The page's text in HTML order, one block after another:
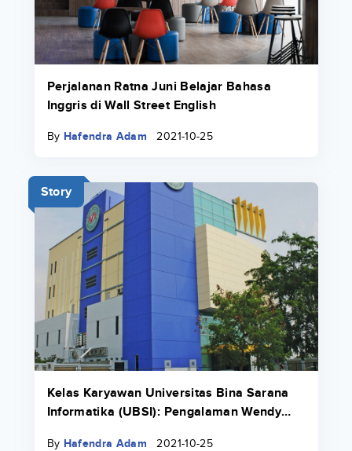
Perjalanan Ratna Juni Belajar Bahasa
Inggris di Wall Street English
By Hafendra Adam 2021-10-25
Story
Kelas Karyawan Universitas Bina Sarana
Informatika (UBSI): Pengalaman Wendy
By Hafendra Adam 2021-10-25